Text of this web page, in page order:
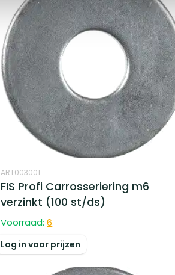
ART003001
FIS Profi Carrosseriering m6
verzinkt (100 st/ds)
Voorraad: 6
Log in voor prijzen